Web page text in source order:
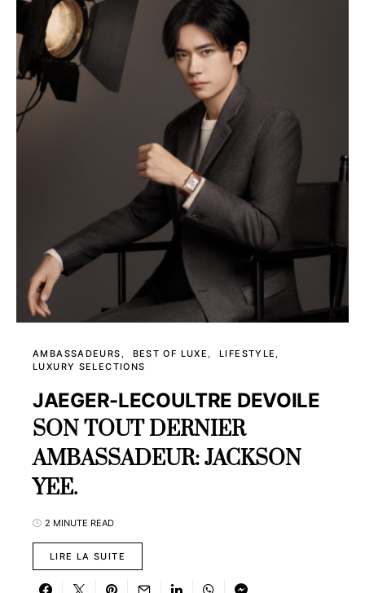
AMBASSADEURS BEST OF LUXE
LIFESTYLE
LUXURY SELECTIONS
JAEGER-LECOULTRE DEVOILE
SON TOUT DERNIER
AMBASSADEUR: JACKSON
YEE.
2 MINUTE READ
LIRE LA SUITE